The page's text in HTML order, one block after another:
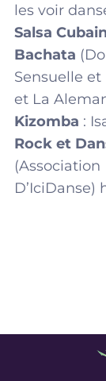
les voir
Salsa
Bachata
Sensuelle et
et La
Kizomba :
Rock et
(Association
D’IciDanse)